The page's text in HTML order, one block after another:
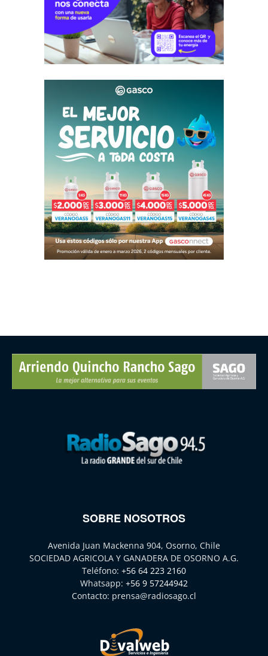
SOBRE NOSOTROS
Avenida Juan Mackenna 904, Osorno, Chile
SOCIEDAD AGRICOLA Y GANADERA DE OSORNO A.G.
Teléfono: +56 64 223 2160
Whatsapp: +56 9 57244942
Contacto: prensa@radiosago.cl